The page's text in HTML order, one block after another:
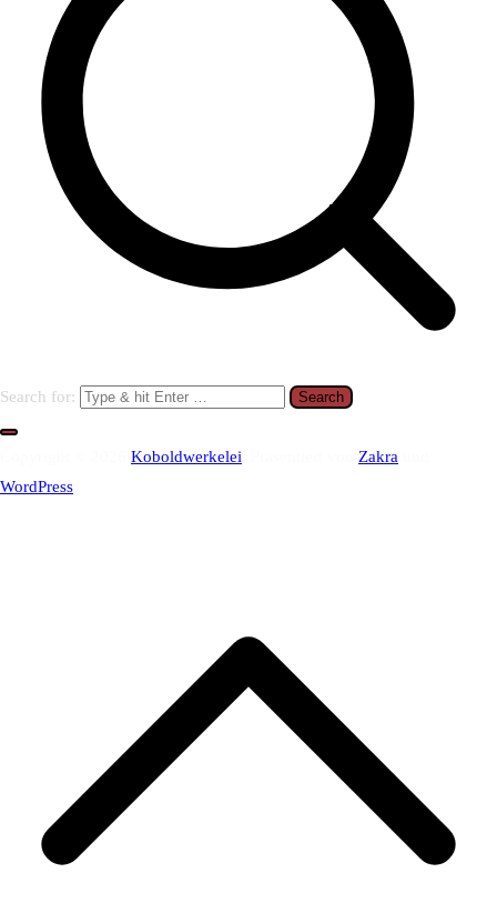
Search for:
Koboldwerkelei Zakra
WordPress